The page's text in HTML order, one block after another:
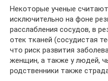
Некоторые ученые
исключительно на фоне
расслабления сосудов, в
отек тканей (сосудистая
что риск развития
женщин, а также у людей,
родственники также